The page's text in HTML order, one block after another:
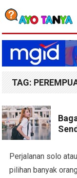
Blog Ayo Tanya
TAG:
Perjalanan solo
pilihan banyak